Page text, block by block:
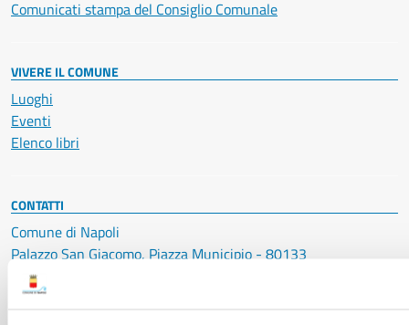
Comunicati stampa del Consiglio Comunale
VIVERE IL COMUNE
Luoghi
Eventi
Elenco libri
CONTATTI
Comune di Napoli
Palazzo San Giacomo, Piazza Municipio - 80133
P. IVA: 01207650639